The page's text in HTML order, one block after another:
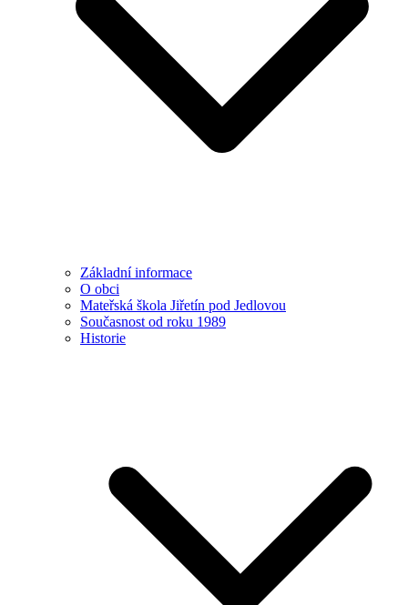
Základní informace
O obci
Mateřská škola Jiřetín pod Jedlovou
Současnost od roku 1989
Historie